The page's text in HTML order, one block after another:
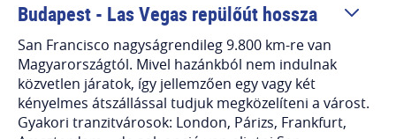
Budapest - Las Vegas repülőút hossza
San Francisco nagyságrendileg 9.800 km-re van
Magyarországtól. Mivel hazánkból nem indulnak
közvetlen járatok, így jellemzően egy vagy két
kényelmes átszállással tudjuk megközelíteni a várost.
Gyakori tranzitvárosok: London, Párizs, Frankfurt,